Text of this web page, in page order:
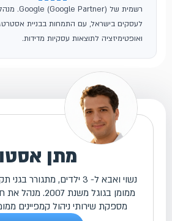
לעסקים בישראל, עם התמחות בבניית
ואופטימיזציה לתוצאות עסקיות מדידות.
מתן
נשוי ואבא ל- 3 ילדים,
ממומן בגוגל משנת
מספקת שירותי ניהול קמפיינים